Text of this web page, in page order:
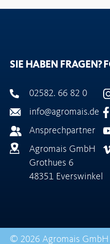
SIE HABEN FRAGEN?
02582. 66 82 0
info@agromais.de
Ansprechpartner
Agromais GmbH
Grothues 6
48351 Everswinkel
© 2026 Agromais